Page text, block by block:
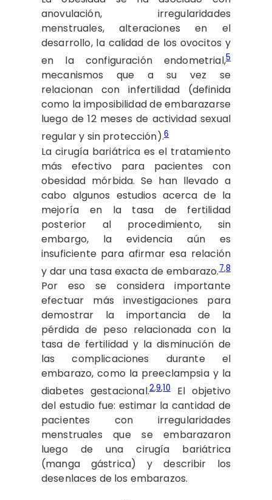
anovulación, irregularidades
menstruales, alteraciones en el
desarrollo, la calidad de los ovocitos y
en la configuración endometrial,5
mecanismos que a su vez se
relacionan con infertilidad (definida
como la imposibilidad de embarazarse
luego de 12 meses de actividad sexual
regular y sin protección).6
La cirugía bariátrica es el tratamiento
más efectivo para pacientes con
obesidad mórbida. Se han llevado a
cabo algunos estudios acerca de la
mejoría en la tasa de fertilidad
posterior al procedimiento, sin
embargo, la evidencia aún es
insuficiente para afirmar esa relación
y dar una tasa exacta de embarazo.7,8
Por eso se considera importante
efectuar más investigaciones para
demostrar la importancia de la
pérdida de peso relacionada con la
tasa de fertilidad y la disminución de
las complicaciones durante el
embarazo, como la preeclampsia y la
diabetes gestacional.2,9,10El objetivo
del estudio fue: estimar la cantidad de
pacientes con irregularidades
menstruales que se embarazaron
luego de una cirugía bariátrica
(manga gástrica) y describir los
desenlaces de los embarazos.